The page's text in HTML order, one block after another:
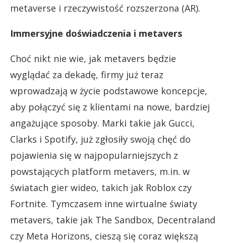
metaverse i rzeczywistość rozszerzona (AR).
Immersyjne doświadczenia i metavers
Choć nikt nie wie, jak metavers będzie
wyglądać za dekadę, firmy już teraz
wprowadzają w życie podstawowe koncepcje,
aby połączyć się z klientami na nowe, bardziej
angażujące sposoby. Marki takie jak Gucci,
Clarks i Spotify, już zgłosiły swoją chęć do
pojawienia się w najpopularniejszych z
powstających platform metavers, m.in. w
światach gier wideo, takich jak Roblox czy
Fortnite. Tymczasem inne wirtualne światy
metavers, takie jak The Sandbox, Decentraland
czy Meta Horizons, cieszą się coraz większą